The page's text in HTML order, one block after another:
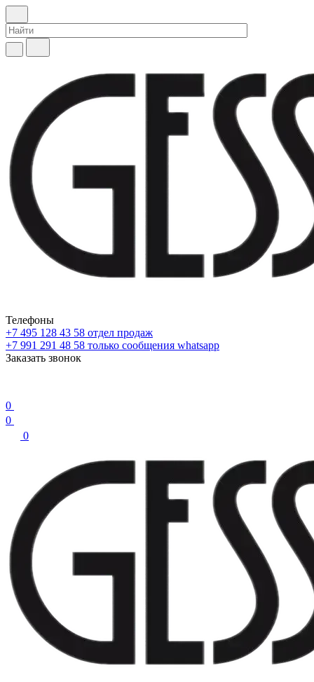
Телефоны
+7 495 128 43 58 отдел продаж
+7 991 291 48 58 только сообщения whatsapp
Заказать звонок
0
0
0